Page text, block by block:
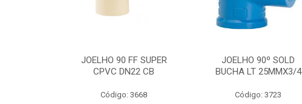
JOELHO 90 FF SUPER
CPVC DN22 CB
Código: 3668
JOELHO 90º SOLD
BUCHA LT 25MMX3/4
Código: 3723